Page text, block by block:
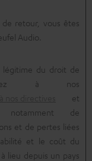
retour, vous êtes
Audio.
du droit de
à nos
et
notamment de
et de pertes liées
et le coût du
lieu depuis un pays